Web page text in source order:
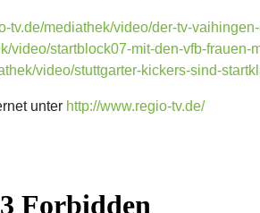
tv.de/mediathek/video/der-tv-
video/startblock07-mit-den-vfb-
video/stuttgarter-kickers-sind-
unter http://www.regio-tv.de/